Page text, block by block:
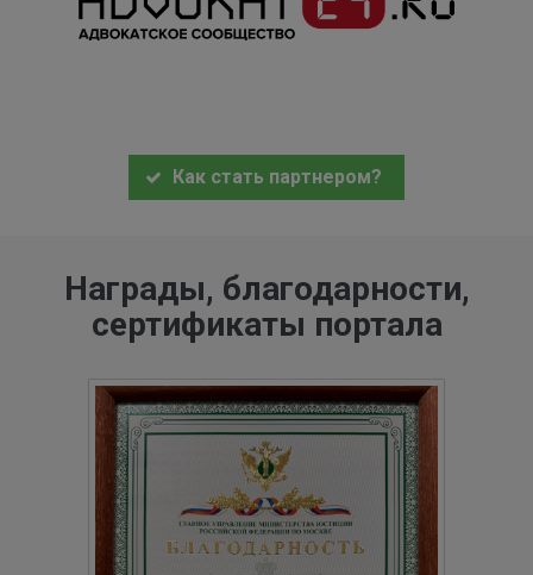
Как стать партнером?
Награды, благодарности,
сертификаты портала